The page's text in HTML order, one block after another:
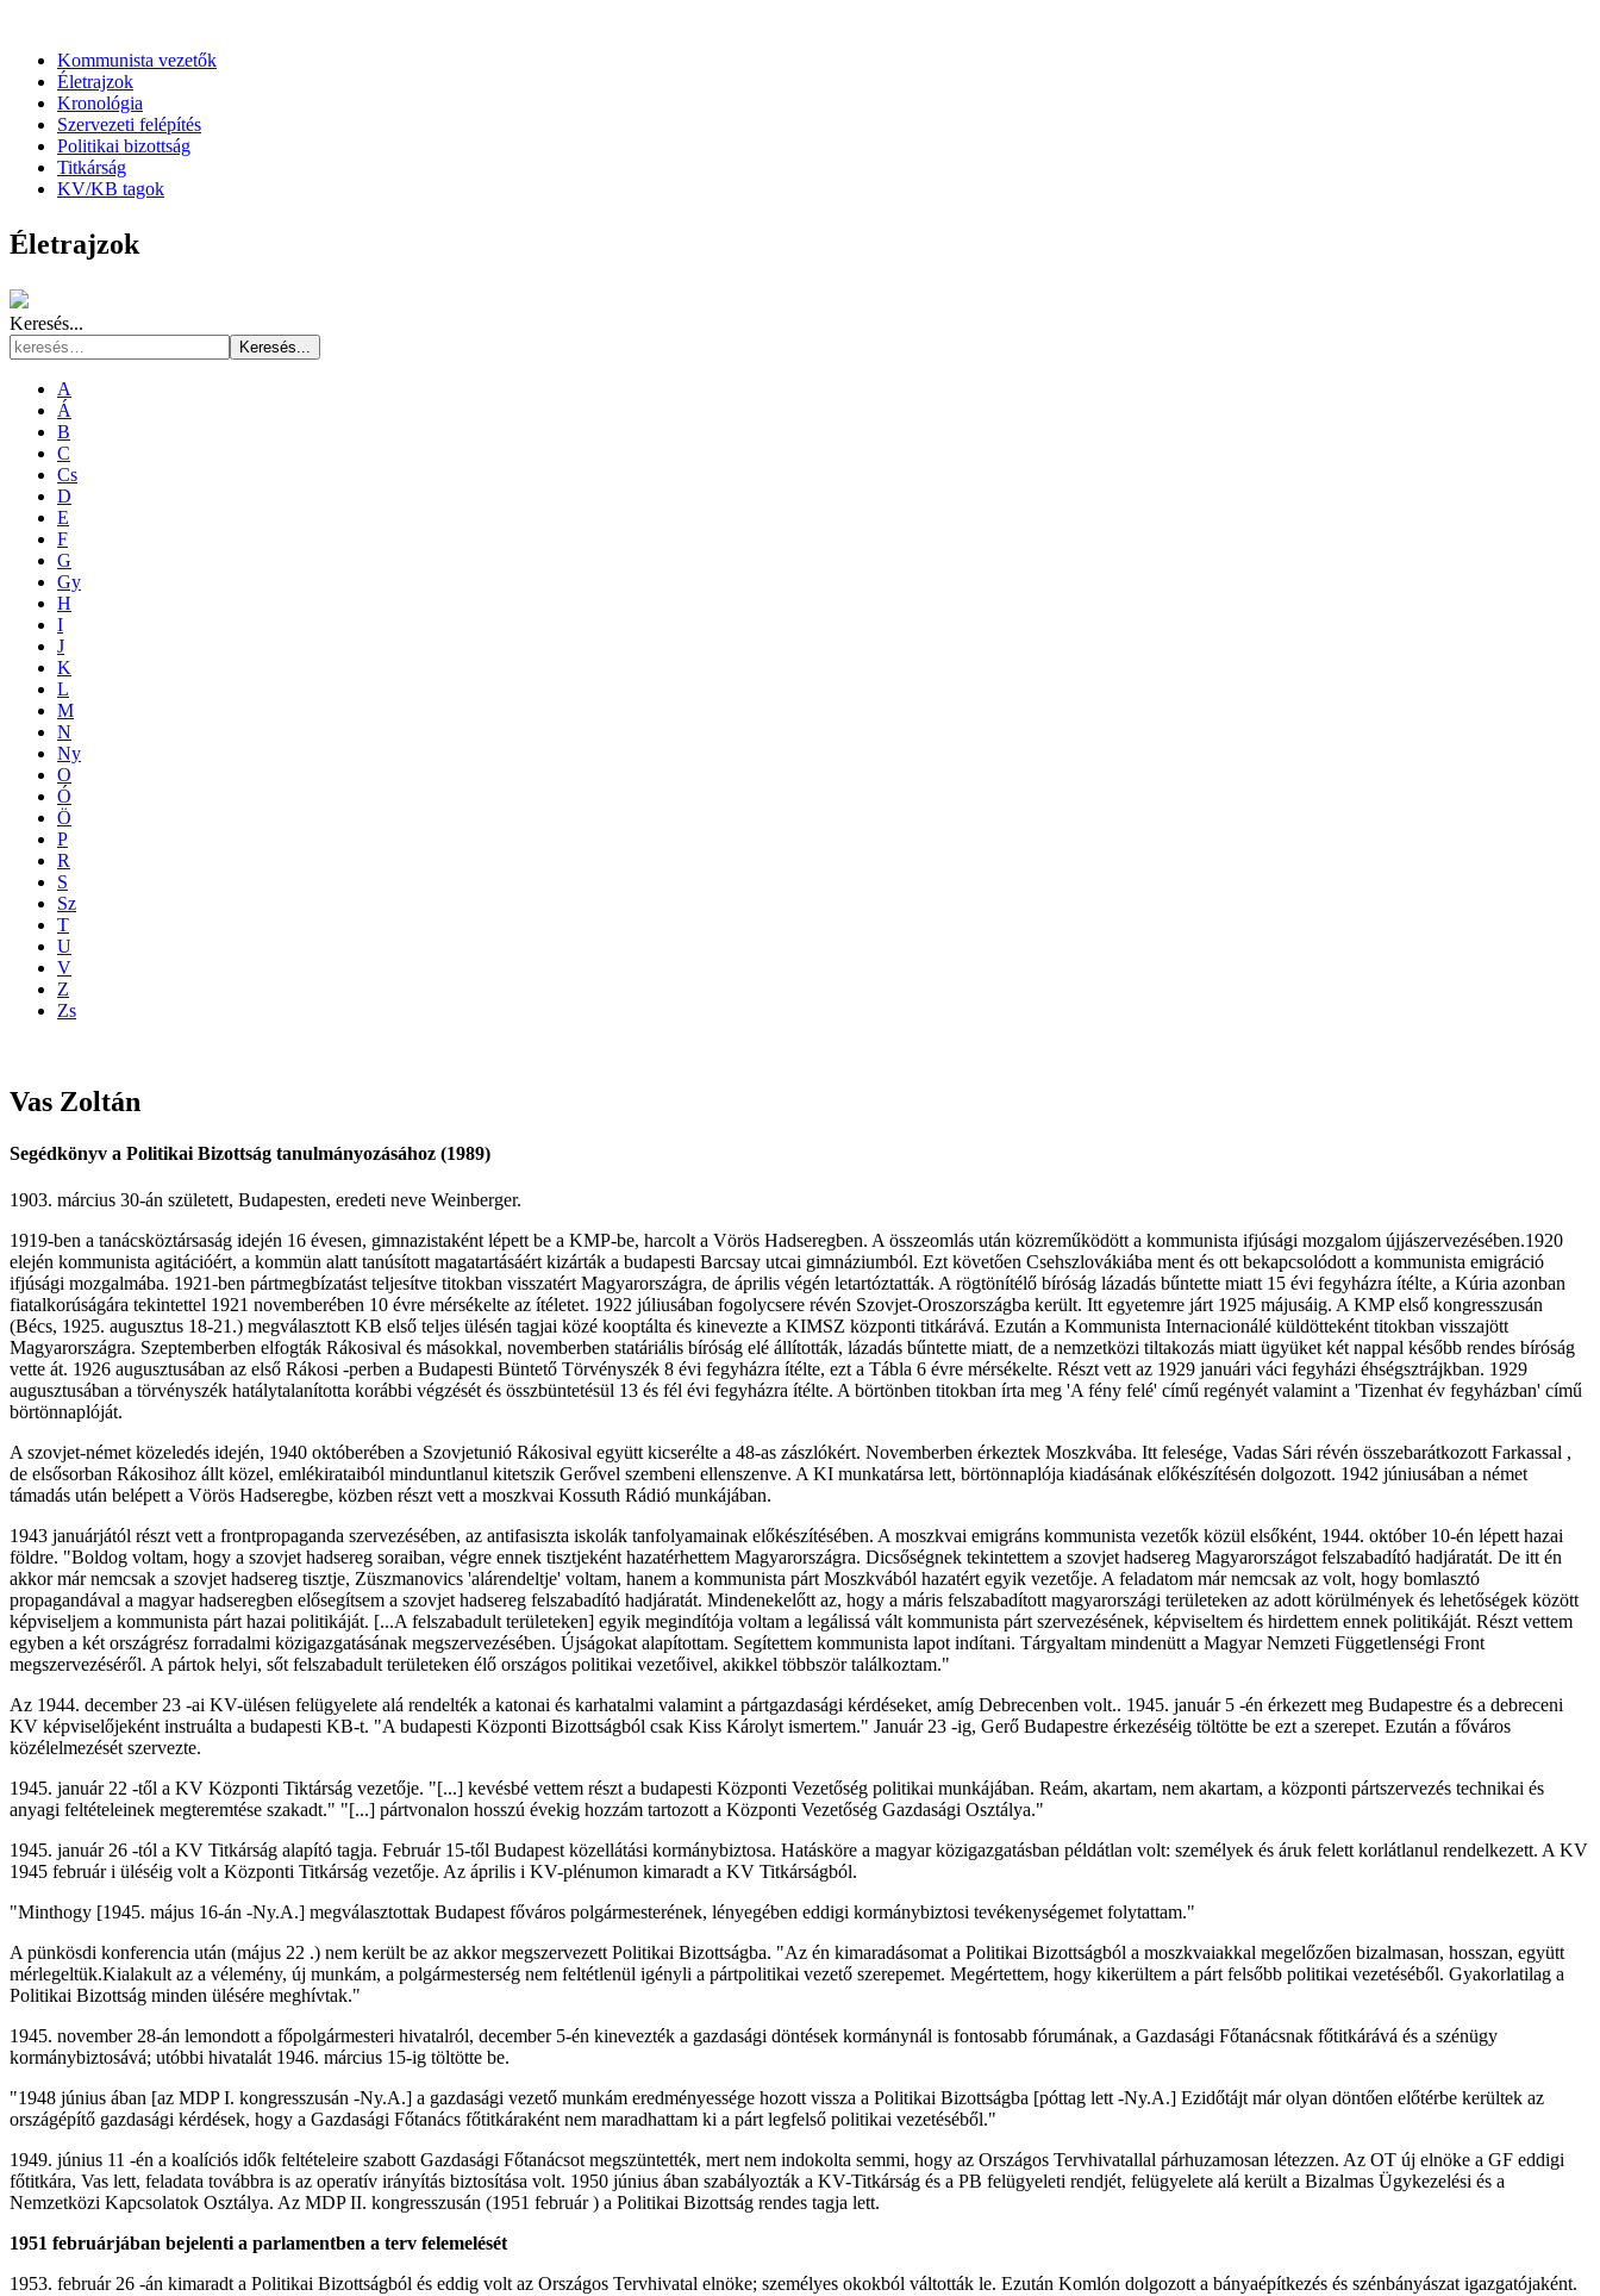
Kommunista vezetők
Életrajzok
Kronológia
Szervezeti felépítés
Politikai bizottság
Titkárság
KV/KB tagok
Életrajzok
Keresés...
Keresés...
A
Á
B
C
Cs
D
E
F
G
Gy
H
I
J
K
L
M
N
Ny
O
Ó
Ö
P
R
S
Sz
T
U
V
Z
Zs
Vas Zoltán
Segédkönyv a Politikai Bizottság tanulmányozásához (1989)
1903. március 30-án született, Budapesten, eredeti neve Weinberger.
1919-ben a tanácsköztársaság idején 16 évesen, gimnazistaként lépett be a KMP-be, harcolt a Vörös Hadseregben. A összeomlás után közreműködött a kommunista ifjúsági mozgalom újjászervezésében.1920
elején kommunista agitációért, a kommün alatt tanúsított magatartásáért kizárták a budapesti Barcsay utcai gimnáziumból. Ezt követően Csehszlovákiába ment és ott bekapcsolódott a kommunista emigráció
ifjúsági mozgalmába. 1921-ben pártmegbízatást teljesítve titokban visszatért Magyarországra, de április végén letartóztatták. A rögtönítélő bíróság lázadás bűntette miatt 15 évi fegyházra ítélte, a Kúria azonban
fiatalkorúságára tekintettel 1921 novemberében 10 évre mérsékelte az ítéletet. 1922 júliusában fogolycsere révén Szovjet-Oroszországba került. Itt egyetemre járt 1925 májusáig. A KMP első kongresszusán
(Bécs, 1925. augusztus 18-21.) megválasztott KB első teljes ülésén tagjai közé kooptálta és kinevezte a KIMSZ központi titkárává. Ezután a Kommunista Internacionálé küldötteként titokban visszajött
Magyarországra. Szeptemberben elfogták Rákosival és másokkal, novemberben statáriális bíróság elé állították, lázadás bűntette miatt, de a nemzetközi tiltakozás miatt ügyüket két nappal később rendes bíróság
vette át. 1926 augusztusában az első Rákosi -perben a Budapesti Büntető Törvényszék 8 évi fegyházra ítélte, ezt a Tábla 6 évre mérsékelte. Részt vett az 1929 januári váci fegyházi éhségsztrájkban. 1929
augusztusában a törvényszék hatálytalanította korábbi végzését és összbüntetésül 13 és fél évi fegyházra ítélte. A börtönben titokban írta meg 'A fény felé' című regényét valamint a 'Tizenhat év fegyházban' című
börtönnaplóját.
A szovjet-német közeledés idején, 1940 októberében a Szovjetunió Rákosival együtt kicserélte a 48-as zászlókért. Novemberben érkeztek Moszkvába. Itt felesége, Vadas Sári révén összebarátkozott Farkassal ,
de elsősorban Rákosihoz állt közel, emlékirataiból minduntlanul kitetszik Gerővel szembeni ellenszenve. A KI munkatársa lett, börtönnaplója kiadásának előkészítésén dolgozott. 1942 júniusában a német
támadás után belépett a Vörös Hadseregbe, közben részt vett a moszkvai Kossuth Rádió munkájában.
1943 januárjától részt vett a frontpropaganda szervezésében, az antifasiszta iskolák tanfolyamainak előkészítésében. A moszkvai emigráns kommunista vezetők közül elsőként, 1944. október 10-én lépett hazai
földre. "Boldog voltam, hogy a szovjet hadsereg soraiban, végre ennek tisztjeként hazatérhettem Magyarországra. Dicsőségnek tekintettem a szovjet hadsereg Magyarországot felszabadító hadjáratát. De itt én
akkor már nemcsak a szovjet hadsereg tisztje, Züszmanovics 'alárendeltje' voltam, hanem a kommunista párt Moszkvából hazatért egyik vezetője. A feladatom már nemcsak az volt, hogy bomlasztó
propagandával a magyar hadseregben elősegítsem a szovjet hadsereg felszabadító hadjáratát. Mindenekelőtt az, hogy a máris felszabadított magyarországi területeken az adott körülmények és lehetőségek között
képviseljem a kommunista párt hazai politikáját. [...A felszabadult területeken] egyik megindítója voltam a legálissá vált kommunista párt szervezésének, képviseltem és hirdettem ennek politikáját. Részt vettem
egyben a két országrész forradalmi közigazgatásának megszervezésében. Újságokat alapítottam. Segítettem kommunista lapot indítani. Tárgyaltam mindenütt a Magyar Nemzeti Függetlenségi Front
megszervezéséről. A pártok helyi, sőt felszabadult területeken élő országos politikai vezetőivel, akikkel többször találkoztam."
Az 1944. december 23 -ai KV-ülésen felügyelete alá rendelték a katonai és karhatalmi valamint a pártgazdasági kérdéseket, amíg Debrecenben volt.. 1945. január 5 -én érkezett meg Budapestre és a debreceni
KV képviselőjeként instruálta a budapesti KB-t. "A budapesti Központi Bizottságból csak Kiss Károlyt ismertem." Január 23 -ig, Gerő Budapestre érkezéséig töltötte be ezt a szerepet. Ezután a főváros
közélelmezését szervezte.
1945. január 22 -től a KV Központi Tiktárság vezetője. "[...] kevésbé vettem részt a budapesti Központi Vezetőség politikai munkájában. Reám, akartam, nem akartam, a központi pártszervezés technikai és
anyagi feltételeinek megteremtése szakadt." "[...] pártvonalon hosszú évekig hozzám tartozott a Központi Vezetőség Gazdasági Osztálya."
1945. január 26 -tól a KV Titkárság alapító tagja. Február 15-től Budapest közellátási kormánybiztosa. Hatásköre a magyar közigazgatásban példátlan volt: személyek és áruk felett korlátlanul rendelkezett. A KV
1945 február i üléséig volt a Központi Titkárság vezetője. Az április i KV-plénumon kimaradt a KV Titkárságból.
"Minthogy [1945. május 16-án -Ny.A.] megválasztottak Budapest főváros polgármesterének, lényegében eddigi kormánybiztosi tevékenységemet folytattam."
A pünkösdi konferencia után (május 22 .) nem került be az akkor megszervezett Politikai Bizottságba. "Az én kimaradásomat a Politikai Bizottságból a moszkvaiakkal megelőzően bizalmasan, hosszan, együtt
mérlegeltük.Kialakult az a vélemény, új munkám, a polgármesterség nem feltétlenül igényli a pártpolitikai vezető szerepemet. Megértettem, hogy kikerültem a párt felsőbb politikai vezetéséből. Gyakorlatilag a
Politikai Bizottság minden ülésére meghívtak."
1945. november 28-án lemondott a főpolgármesteri hivatalról, december 5-én kinevezték a gazdasági döntések kormánynál is fontosabb fórumának, a Gazdasági Főtanácsnak főtitkárává és a szénügy
kormánybiztosává; utóbbi hivatalát 1946. március 15-ig töltötte be.
"1948 június ában [az MDP I. kongresszusán -Ny.A.] a gazdasági vezető munkám eredményessége hozott vissza a Politikai Bizottságba [póttag lett -Ny.A.] Ezidőtájt már olyan döntően előtérbe kerültek az
országépítő gazdasági kérdések, hogy a Gazdasági Főtanács főtitkáraként nem maradhattam ki a párt legfelső politikai vezetéséből."
1949. június 11 -én a koalíciós idők feltételeire szabott Gazdasági Főtanácsot megszüntették, mert nem indokolta semmi, hogy az Országos Tervhivatallal párhuzamosan létezzen. Az OT új elnöke a GF eddigi
főtitkára, Vas lett, feladata továbbra is az operatív irányítás biztosítása volt. 1950 június ában szabályozták a KV-Titkárság és a PB felügyeleti rendjét, felügyelete alá került a Bizalmas Ügykezelési és a
Nemzetközi Kapcsolatok Osztálya. Az MDP II. kongresszusán (1951 február ) a Politikai Bizottság rendes tagja lett.
1951 februárjában bejelenti a parlamentben a terv felemelését
1953. február 26 -án kimaradt a Politikai Bizottságból és eddig volt az Országos Tervhivatal elnöke; személyes okokból váltották le. Ezután Komlón dolgozott a bányaépítkezés és szénbányászat igazgatójaként.